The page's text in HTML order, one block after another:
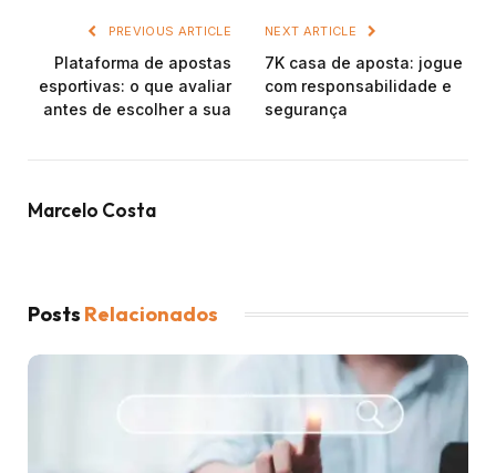
PREVIOUS ARTICLE
Plataforma de apostas
esportivas: o que avaliar
antes de escolher a sua
NEXT ARTICLE
7K casa de aposta: jogue
com responsabilidade e
segurança
Marcelo Costa
Posts Relacionados